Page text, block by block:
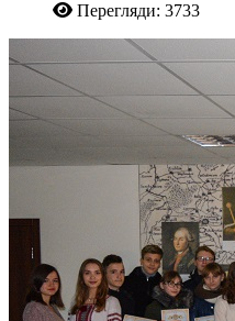
Перегляди: 3733